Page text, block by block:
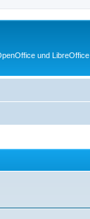
und LibreOffice